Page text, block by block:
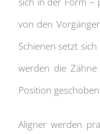
von den
Schienen setzt
werden die
Position geschoben.
Aligner werden